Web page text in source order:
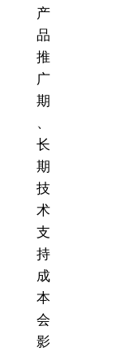
产
品
推
广
期
、
长
期
技
术
支
持
成
本
会
影